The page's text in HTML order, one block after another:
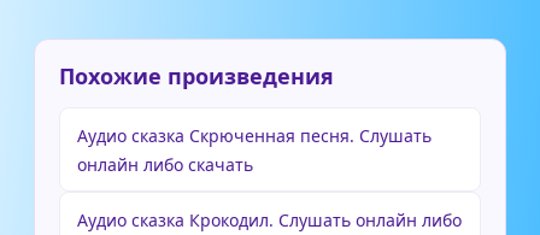
Похожие произведения
Аудио сказка Скрюченная песня. Слушать
онлайн либо скачать
Аудио сказка Крокодил. Слушать онлайн либо